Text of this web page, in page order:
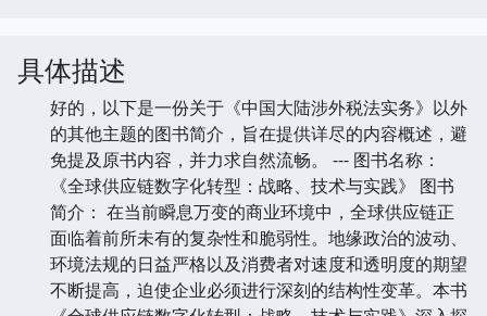
具体描述
好的，以下是一份关于《中国大陆涉外税法实务》以外
的其他主题的图书简介，旨在提供详尽的内容概述，避
免提及原书内容，并力求自然流畅。 --- 图书名称：
《全球供应链数字化转型：战略、技术与实践》 图书
简介： 在当前瞬息万变的商业环境中，全球供应链正
面临着前所未有的复杂性和脆弱性。地缘政治的波动、
环境法规的日益严格以及消费者对速度和透明度的期望
不断提高，迫使企业必须进行深刻的结构性变革。本书